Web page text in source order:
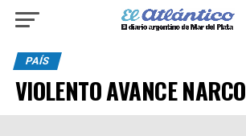
PAÍS
VIOLENTO AVANCE NARCO